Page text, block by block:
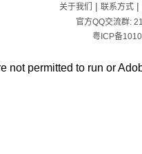
关于我们 | 联系方式|
官方QQ交流群:
粤ICP备
not permitted to run or